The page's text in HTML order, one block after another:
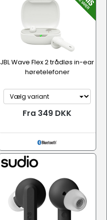
JBL Wave Flex 2 trådløs in-ear
høretelefoner
Fra 349 DKK